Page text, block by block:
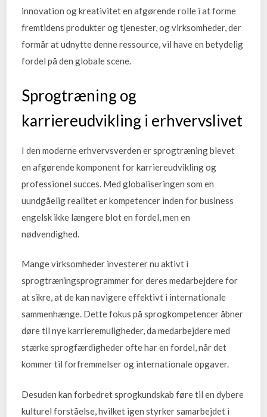
innovation og kreativitet en afgørende rolle i at forme
fremtidens produkter og tjenester, og virksomheder, der
formår at udnytte denne ressource, vil have en betydelig
fordel på den globale scene.
Sprogtræning og
karriereudvikling i erhvervslivet
I den moderne erhvervsverden er sprogtræning blevet
en afgørende komponent for karriereudvikling og
professionel succes. Med globaliseringen som en
uundgåelig realitet er kompetencer inden for business
engelsk ikke længere blot en fordel, men en
nødvendighed.
Mange virksomheder investerer nu aktivt i
sprogtræningsprogrammer for deres medarbejdere for
at sikre, at de kan navigere effektivt i internationale
sammenhænge. Dette fokus på sprogkompetencer åbner
døre til nye karrieremuligheder, da medarbejdere med
stærke sprogfærdigheder ofte har en fordel, når det
kommer til forfremmelser og internationale opgaver.
Desuden kan forbedret sprogkundskab føre til en dybere
kulturel forståelse, hvilket igen styrker samarbejdet i